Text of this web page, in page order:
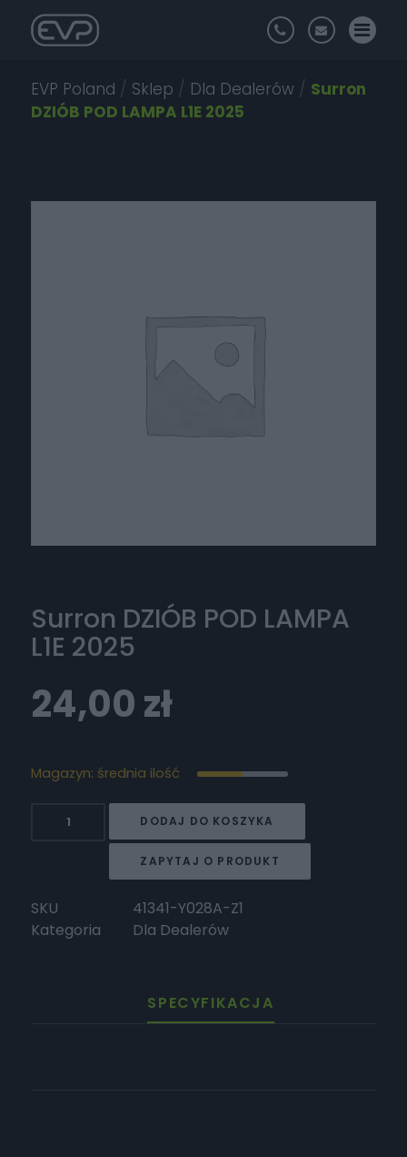
EVP Poland / Sklep / Dla Dealerów / Surron
DZIÓB POD LAMPA L1E 2025
Surron DZIÓB POD LAMPA
L1E 2025
24,00zł
Magazyn: średnia ilość
LAMPA
L1E
DODAJ DO KOSZYKA
ZAPYTAJ O PRODUKT
SKU
41341-Y028A-Z1
Kategoria
Dla Dealerów
SPECYFIKACJA